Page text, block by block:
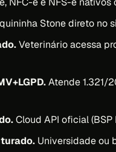
Stone direto no
Veterinário acessa
Atende 1.321/
Cloud API oficial
Universidade ou